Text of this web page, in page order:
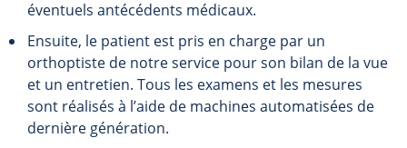
éventuels antécédents médicaux.
Ensuite, le patient est pris en charge par un
orthoptiste de notre service pour son bilan de la vue
et un entretien. Tous les examens et les mesures
sont réalisés à l’aide de machines automatisées de
dernière génération.